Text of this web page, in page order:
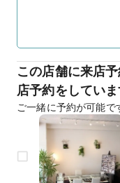
この店舗に来店
店予約をしてい
ご一緒に予約が可能で